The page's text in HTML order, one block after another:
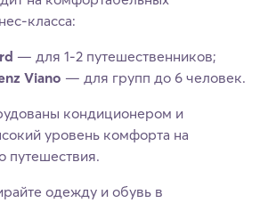
класса:
— для 1-2 путешественников;
Viano — для групп до 6 человек.
кондиционером и
уровень комфорта на
путешествия.
одежду и обувь в